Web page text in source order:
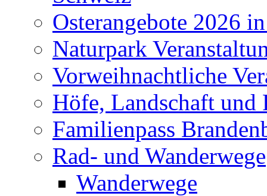
Osterangebote 2026
Naturpark
Vorweihnachtliche
Höfe, Landschaft und
Familienpass
Rad- und Wanderwege
Wanderwege